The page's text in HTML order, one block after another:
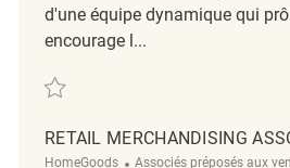
d'une équipe dynamique qui
encourage l...
Sauvegarder Part-Time Merchandising
RETAIL MERCHANDISING
HomeGoods Catégorie
Associés préposés aux